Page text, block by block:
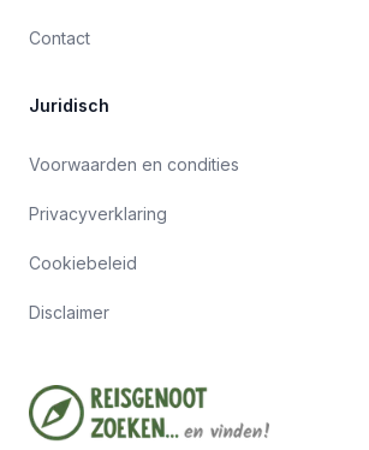
Contact
Juridisch
Voorwaarden en condities
Privacyverklaring
Cookiebeleid
Disclaimer